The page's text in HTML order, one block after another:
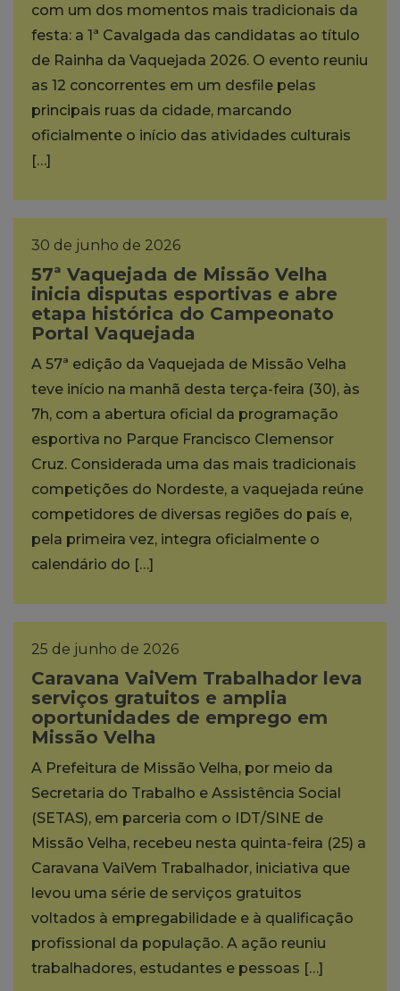
com um dos momentos mais tradicionais da
festa: a 1ª Cavalgada das candidatas ao título
de Rainha da Vaquejada 2026. O evento reuniu
as 12 concorrentes em um desfile pelas
principais ruas da cidade, marcando
oficialmente o início das atividades culturais
[…]
30 de junho de 2026
57ª Vaquejada de Missão Velha
inicia disputas esportivas e abre
etapa histórica do Campeonato
Portal Vaquejada
A 57ª edição da Vaquejada de Missão Velha
teve início na manhã desta terça-feira (30), às
7h, com a abertura oficial da programação
esportiva no Parque Francisco Clemensor
Cruz. Considerada uma das mais tradicionais
competições do Nordeste, a vaquejada reúne
competidores de diversas regiões do país e,
pela primeira vez, integra oficialmente o
calendário do […]
25 de junho de 2026
Caravana VaiVem Trabalhador leva
serviços gratuitos e amplia
oportunidades de emprego em
Missão Velha
A Prefeitura de Missão Velha, por meio da
Secretaria do Trabalho e Assistência Social
(SETAS), em parceria com o IDT/SINE de
Missão Velha, recebeu nesta quinta-feira (25) a
Caravana VaiVem Trabalhador, iniciativa que
levou uma série de serviços gratuitos
voltados à empregabilidade e à qualificação
profissional da população. A ação reuniu
trabalhadores, estudantes e pessoas […]